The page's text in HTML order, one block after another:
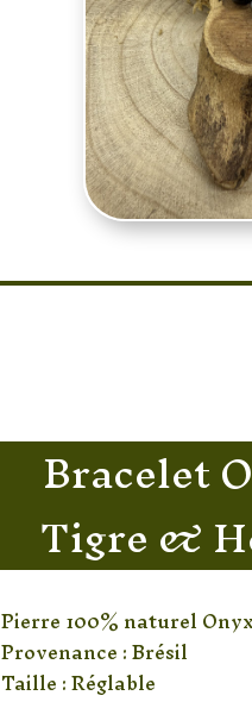
Bracelet
Tigre &
Pierre 100% naturel Onyx
Provenance : Brésil
Taille : Réglable